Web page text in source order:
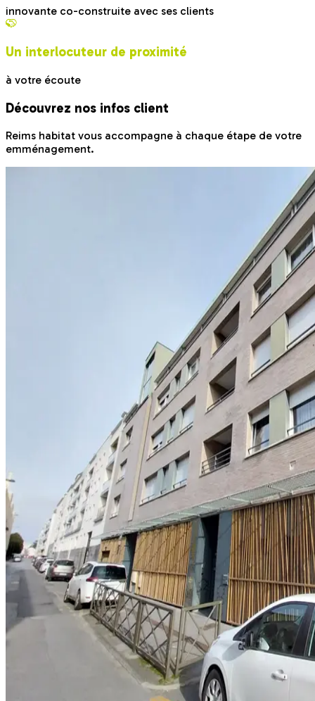
innovante co-construite avec ses clients
Un interlocuteur de proximité
à votre écoute
Découvrez nos infos client
Reims habitat vous accompagne à chaque étape de votre
emménagement.